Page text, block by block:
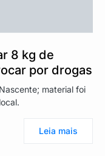
8 kg de
por drogas
material foi
Leia mais